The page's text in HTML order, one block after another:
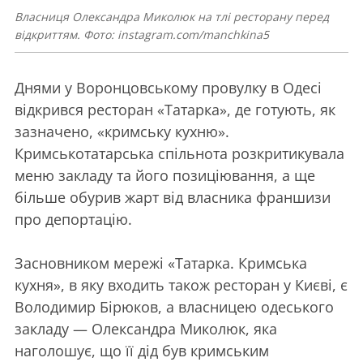
Власниця Олександра Миколюк на тлі ресторану перед
відкриттям. Фото: instagram.com/manchkina5
Днями у Воронцовському провулку в Одесі
відкрився ресторан «Татарка», де готують, як
зазначено, «кримську кухню».
Кримськотатарська спільнота розкритикувала
меню закладу та його позиціювання, а ще
більше обурив жарт від власника франшизи
про депортацію.
Засновником мережі «Татарка. Кримська
кухня», в яку входить також ресторан у Києві, є
Володимир Бірюков, а власницею одеського
закладу — Олександра Миколюк, яка
наголошує, що її дід був кримським